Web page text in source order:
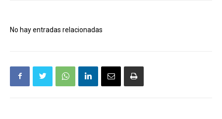
No hay entradas relacionadas